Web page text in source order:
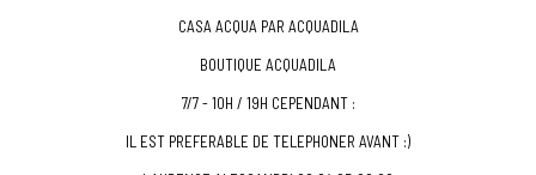
CASA ACQUA PAR ACQUADILA
BOUTIQUE ACQUADILA
7/7 - 10H / 19H CEPENDANT :
IL EST PREFERABLE DE TELEPHONER AVANT :)